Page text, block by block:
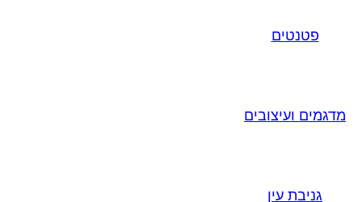
פטנטים
מדגמים ועיצובים
גניבת עין